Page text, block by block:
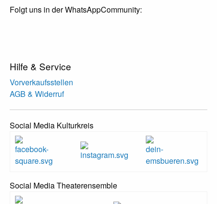
Folgt uns in der WhatsAppCommunity:
Hilfe & Service
Vorverkaufsstellen
AGB & Widerruf
Social Media Kulturkreis
Social Media Theaterensemble